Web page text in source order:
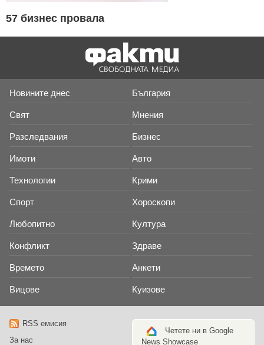
57 бизнес провала
Новините днес България
Свят Мнения
Разследвания Бизнес
Имоти Авто
Технологии Крими
Спорт Хороскопи
Любопитно Култура
Конфликт Здраве
Времето Анкети
Вицове Куизове
RSS емисия
За нас
Четете ни в Google
News Showcase